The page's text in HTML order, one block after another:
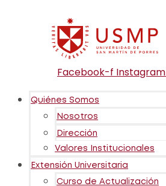
Facebook-f Instagram
Quiénes Somos
Nosotros
Dirección
Valores Institucionales
Extensión Universitaria
Curso de Actualización